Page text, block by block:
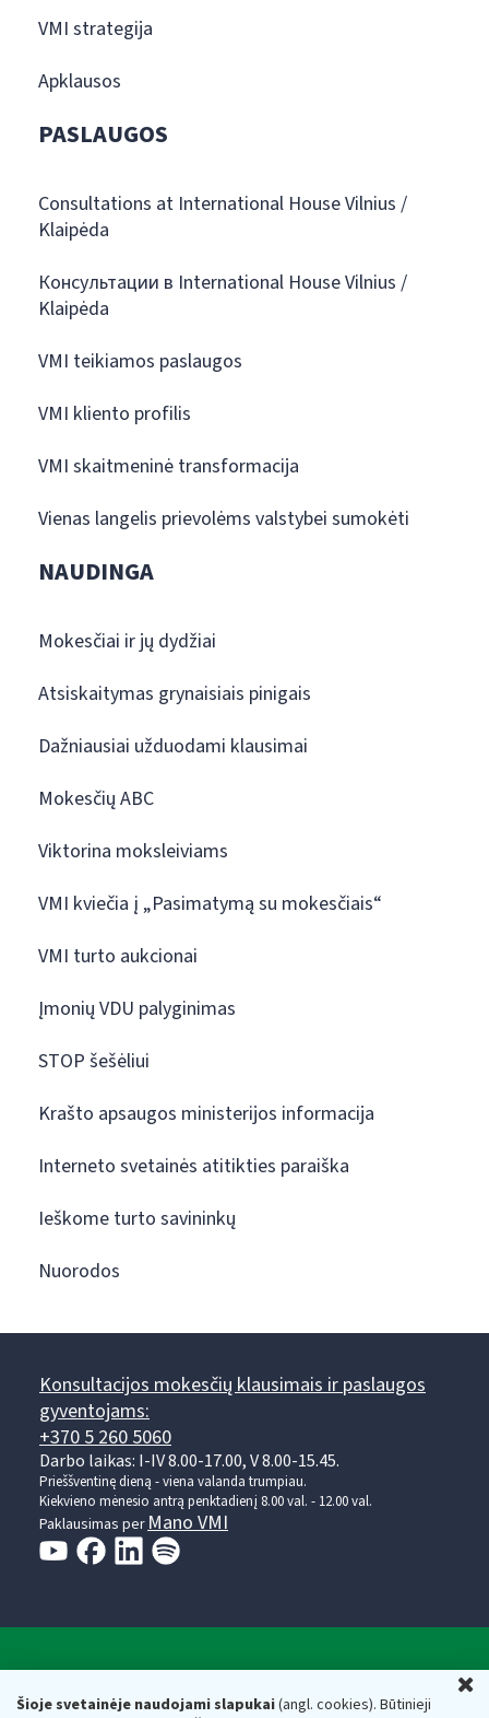
Šioje svetainėje naudojami slapukai(angl. cookies). Būtinieji
VMI strategija
Apklausos
PASLAUGOS
Consultations at International House Vilnius /
Klaipėda
Консультации в International House Vilnius /
Klaipėda
VMI teikiamos paslaugos
VMI kliento profilis
VMI skaitmeninė transformacija
Vienas langelis prievolėms valstybei sumokėti
NAUDINGA
Mokesčiai ir jų dydžiai
Atsiskaitymas grynaisiais pinigais
Dažniausiai užduodami klausimai
Mokesčių ABC
Viktorina moksleiviams
VMI kviečia į „Pasimatymą su mokesčiais“
VMI turto aukcionai
Įmonių VDU palyginimas
STOP šešėliui
Krašto apsaugos ministerijos informacija
Interneto svetainės atitikties paraiška
Ieškome turto savininkų
Nuorodos
Konsultacijos mokesčių klausimais ir paslaugos
gyventojams:
+370 5 260 5060
Darbo laikas: I-IV 8.00-17.00, V 8.00-15.45.
Prieššventinę dieną - viena valanda trumpiau.
Kiekvieno mėnesio antrą penktadienį 8.00 val. - 12.00 val.
Paklausimas per Mano VMI
Respublikos finansų ministerijos